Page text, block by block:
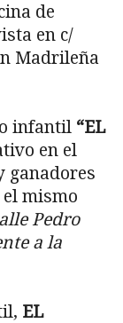
de
en c/
Madrileña
infantil “EL
en el
ganadores
mismo
Pedro
a la
EL